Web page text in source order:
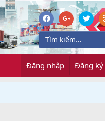
Đăng nhập Đăng ký